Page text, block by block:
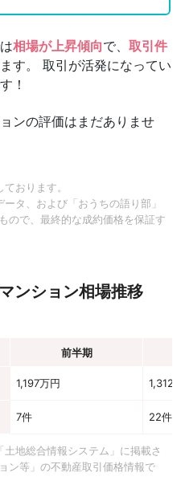
相場が上昇傾向で、 取引件
す。
取引が活発になってい
！
ンの評価はまだありませ
おります。
タ、および「おうちの語り部」
ので、最終的な成約価格を保証す
ンション相場推移
前半期
1,197万円 1,312
7件 22件
地総合情報システム」に掲載さ
ン等」の不動産取引価格情報で